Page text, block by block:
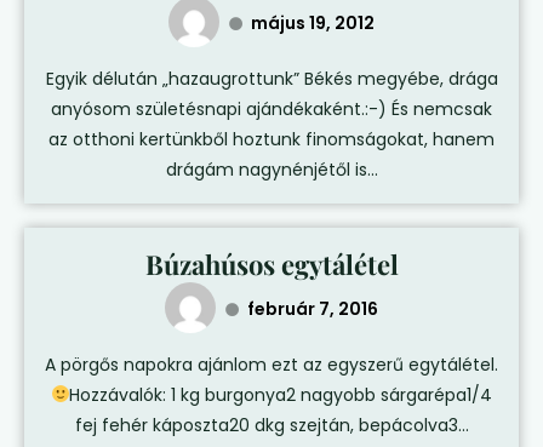
május 19, 2012
Egyik délután „hazaugrottunk” Békés megyébe, drága
anyósom születésnapi ajándékaként.:-) És nemcsak
az otthoni kertünkből hoztunk finomságokat, hanem
drágám nagynénjétől is...
Búzahúsos egytálétel
február 7, 2016
A pörgős napokra ajánlom ezt az egyszerű egytálétel.
Hozzávalók: 1 kg burgonya2 nagyobb sárgarépa1/4
fej fehér káposzta20 dkg szejtán, bepácolva3...